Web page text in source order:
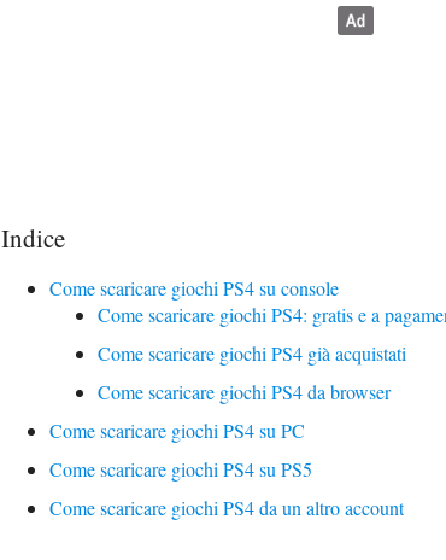
Indice
Come scaricare giochi PS4 su console
Come scaricare giochi PS4: gratis e a
Come scaricare giochi PS4 già acquistati
Come scaricare giochi PS4 da browser
Come scaricare giochi PS4 su PC
Come scaricare giochi PS4 su PS5
Come scaricare giochi PS4 da un altro account